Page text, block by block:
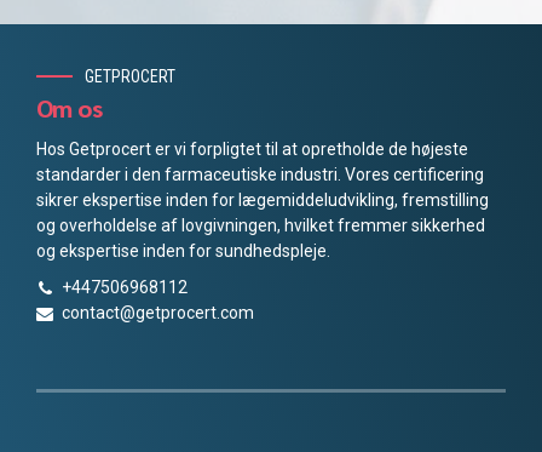
GETPROCERT
Om os
Hos Getprocert er vi forpligtet til at opretholde de højeste
standarder i den farmaceutiske industri. Vores certificering
sikrer ekspertise inden for lægemiddeludvikling, fremstilling
og overholdelse af lovgivningen, hvilket fremmer sikkerhed
og ekspertise inden for sundhedspleje.
+447506968112
contact@getprocert.com